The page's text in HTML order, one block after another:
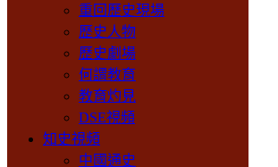
重回歷史現場
歷史人物
歷史劇場
何謂教育
教育灼見
DSE視頻
知史視頻
中國通史